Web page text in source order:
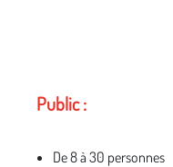
Public :
De 8 à 30 personnes